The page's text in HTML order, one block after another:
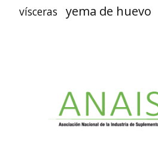
vísceras yema de huevo